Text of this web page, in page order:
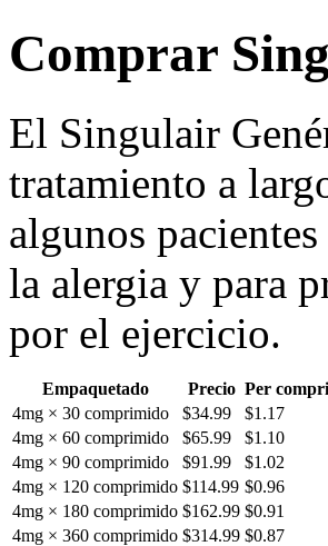
Comprar
El Singulair
tratamiento a
algunos
la alergia y para
por el ejercicio.
Empaquetado Precio Per
4mg × 30 comprimido
$34.99 $1.17
4mg × 60 comprimido
$65.99 $1.10
4mg × 90 comprimido
$91.99 $1.02
4mg × 120 comprimido $114.99 $0.96
4mg × 180 comprimido $162.99 $0.91
4mg × 360 comprimido $314.99 $0.87